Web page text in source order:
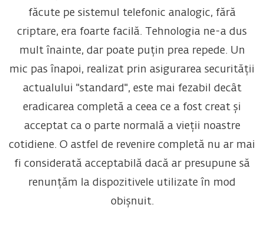
făcute pe sistemul telefonic analogic, fără
criptare, era foarte facilă. Tehnologia ne-a dus
mult înainte, dar poate puțin prea repede. Un
mic pas înapoi, realizat prin asigurarea securității
actualului "standard", este mai fezabil decât
eradicarea completă a ceea ce a fost creat și
acceptat ca o parte normală a vieții noastre
cotidiene. O astfel de revenire completă nu ar mai
fi considerată acceptabilă dacă ar presupune să
renunțăm la dispozitivele utilizate în mod
obișnuit.